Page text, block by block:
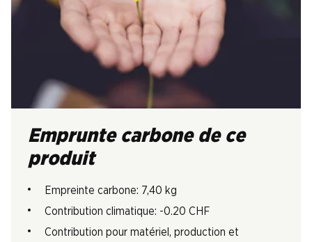
Emprunte carbone de ce
produit
Empreinte carbone: 7,40 kg
Contribution climatique: -0.20 CHF
Contribution pour matériel, production et